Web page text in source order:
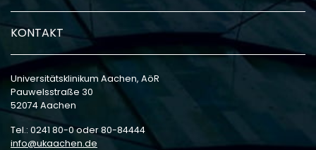
KONTAKT
Universitätsklinikum Aachen, AöR
Pauwelsstraße 30
52074 Aachen
Tel.: 0241 80-0 oder 80-84444
info
ukaachen de